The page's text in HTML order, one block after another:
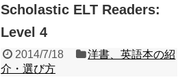
Scholastic ELT Readers:
Level 4
2014/7/18
洋書、英語本の紹
介・選び方